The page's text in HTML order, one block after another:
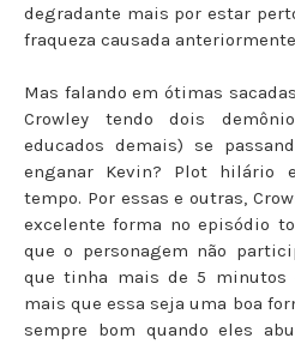
degradante mais por estar
fraqueza causada
Mas falando em ótimas
Crowley tendo dois
educados demais) se
enganar Kevin? Plot hilário
tempo. Por essas e outras,
excelente forma no episódio
que o personagem não
que tinha mais de 5 minutos
mais que essa seja uma boa
sempre bom quando eles